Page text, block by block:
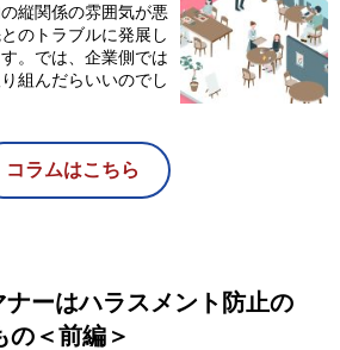
縦関係の雰囲気が悪
のトラブルに発展し
。では、企業側では
組んだらいいのでし
コラムはこちら
ーはハラスメント防止の
の＜前編＞